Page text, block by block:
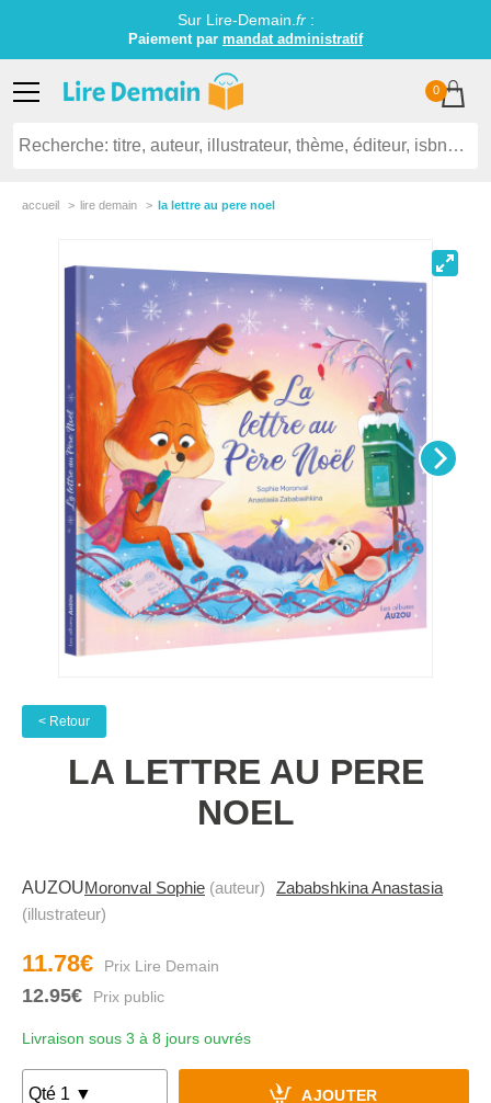
Sur Lire-Demain. fr:
Paiement par mandat administratif
0
accueil lire demain la lettre au pere noel
< Retour
LA LETTRE AU PERE
NOEL
AUZOUMoronval Sophie (auteur)
Zababshkina Anastasia
(illustrateur)
11.78€
12.95€
Livraison sous 3 à 8 jours ouvrés
AJOUTER